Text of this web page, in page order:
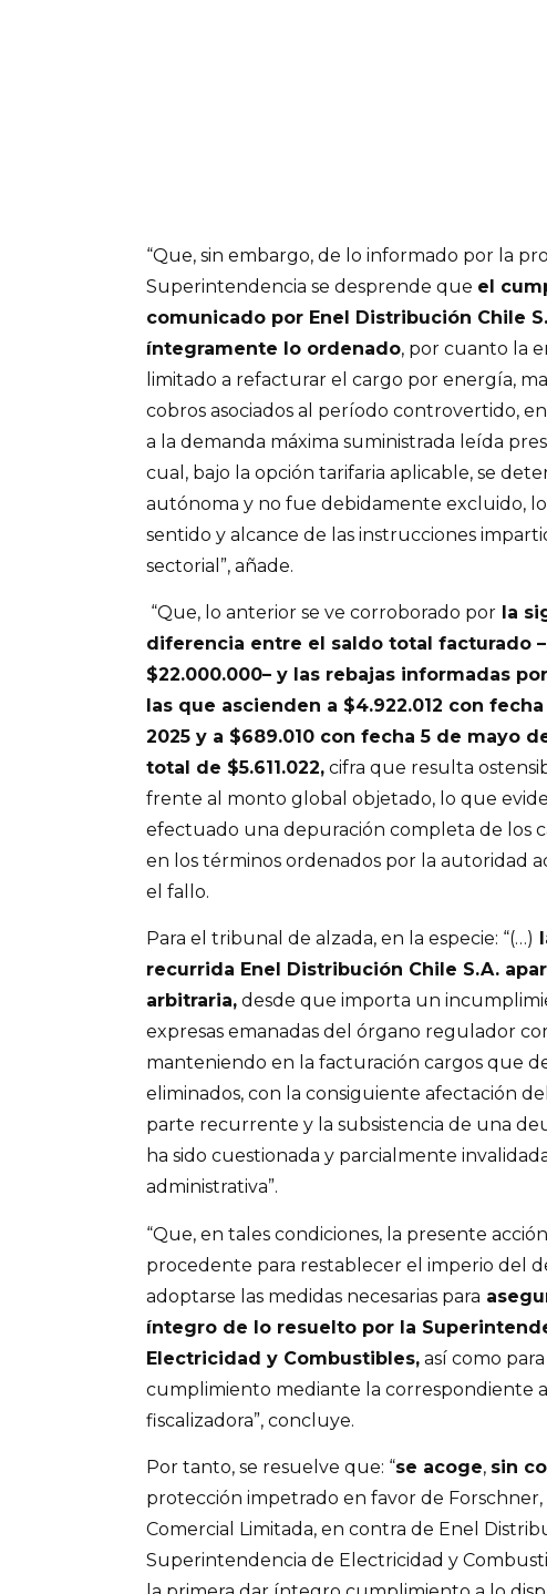
“Que, sin embargo, de lo informado por la
Superintendencia se desprende que el
comunicado por Enel Distribución Chile
íntegramente lo ordenado, por cuanto la
limitado a refacturar el cargo por energía,
cobros asociados al período controvertido,
a la demanda máxima suministrada leída
cual, bajo la opción tarifaria aplicable, se
autónoma y no fue debidamente excluido,
sentido y alcance de las instrucciones
sectorial”, añade.
“Que, lo anterior se ve corroborado por la
diferencia entre el saldo total facturado
$22.000.000– y las rebajas informadas
las que ascienden a $4.922.012 con
2025 y a $689.010 con fecha 5 de mayo
total de $5.611.022, cifra que resulta
frente al monto global objetado, lo que
efectuado una depuración completa de los
en los términos ordenados por la autoridad
el fallo.
Para el tribunal de alzada, en la especie: “(…)
recurrida Enel Distribución Chile S.A.
arbitraria, desde que importa un
expresas emanadas del órgano regulador
manteniendo en la facturación cargos que
eliminados, con la consiguiente afectación
parte recurrente y la subsistencia de una
ha sido cuestionada y parcialmente
administrativa”.
“Que, en tales condiciones, la presente
procedente para restablecer el imperio del
adoptarse las medidas necesarias para
íntegro de lo resuelto por la
Electricidad y Combustibles, así como
cumplimiento mediante la correspondiente
fiscalizadora”, concluye.
Por tanto, se resuelve que: “se acoge, sin
protección impetrado en favor de
Comercial Limitada, en contra de Enel
Superintendencia de Electricidad y